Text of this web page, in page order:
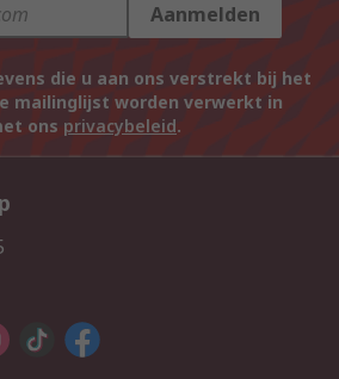
Aanmelden
die u aan ons verstrekt bij het
mailinglijst worden verwerkt in
ons privacybeleid.